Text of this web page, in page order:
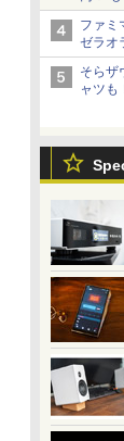
更新】
ニンテ
67%オ
ファミ
ゼラオ
ーン開
そらザ
ャツも
ライ